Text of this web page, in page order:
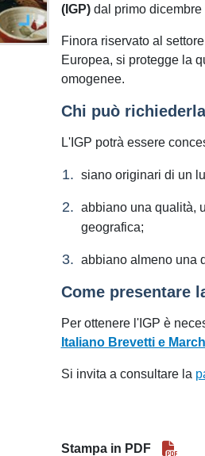
(IGP)dal primo dicembre
Finora riservato al
Europea, si protegge la
omogenee.
Chi può richiederla
L'IGP potrà essere
siano originari di un
abbiano una qualità,
geografica;
abbiano almeno una
Come presentare
Per ottenere l'IGP è
Italiano Brevetti e
Si invita a consultare la
Stampa in PDF